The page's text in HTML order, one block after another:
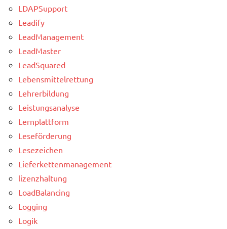
LDAPSupport
Leadify
LeadManagement
LeadMaster
LeadSquared
Lebensmittelrettung
Lehrerbildung
Leistungsanalyse
Lernplattform
Leseförderung
Lesezeichen
Lieferkettenmanagement
lizenzhaltung
LoadBalancing
Logging
Logik